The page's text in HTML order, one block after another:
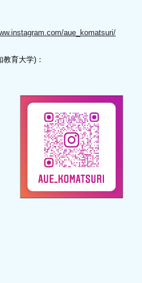
aue_komatsuri/
教育大学) ：